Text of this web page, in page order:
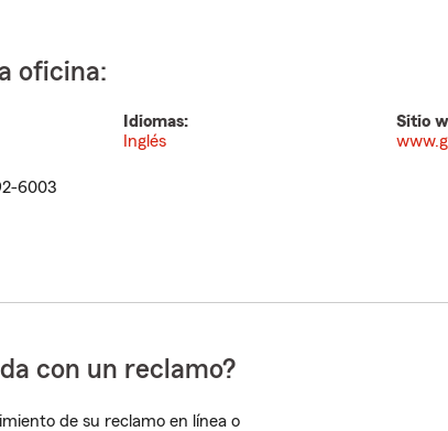
oficina:
6003
Idiomas:
Inglés
Sitio
con un reclamo?
de su reclamo en línea o